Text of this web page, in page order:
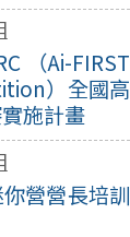
（Ai-FIRST
）全國高
施計畫
營營長培訓